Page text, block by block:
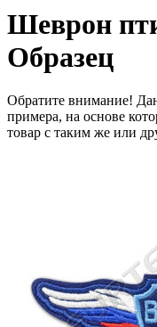
Шеврон
Образец
Обратите внимание!
примера, на основе
товар с таким же или